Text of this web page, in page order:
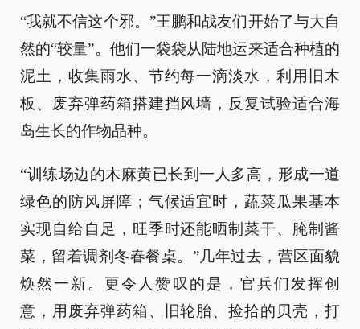
“我就不信这个邪。”王鹏和战友们开始了与大自
然的“较量”。他们一袋袋从陆地运来适合种植的
泥土，收集雨水、节约每一滴淡水，利用旧木
板、废弃弹药箱搭建挡风墙，反复试验适合海
岛生长的作物品种。
“训练场边的木麻黄已长到一人多高，形成一道
绿色的防风屏障；气候适宜时，蔬菜瓜果基本
实现自给自足，旺季时还能晒制菜干、腌制酱
菜，留着调剂冬春餐桌。”几年过去，营区面貌
焕然一新。更令人赞叹的是，官兵们发挥创
意，用废弃弹药箱、旧轮胎、捡拾的贝壳，打